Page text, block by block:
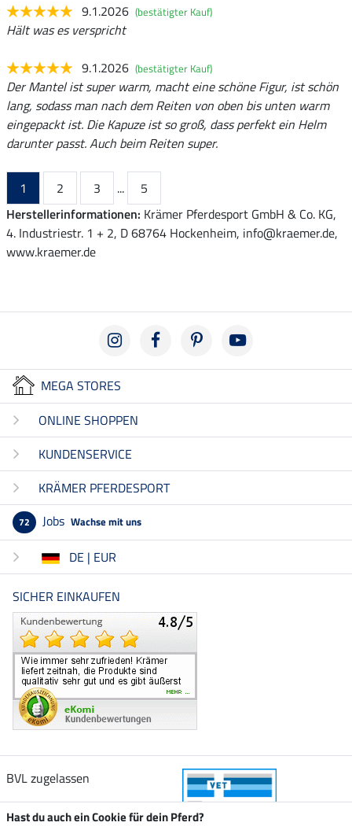
9.1.2026 (bestätigter Kauf)
Hält was es verspricht
9.1.2026 (bestätigter Kauf)
Der Mantel ist super warm, macht eine schöne Figur, ist schön
lang, sodass man nach dem Reiten von oben bis unten warm
eingepackt ist. Die Kapuze ist so groß, dass perfekt ein Helm
darunter passt. Auch beim Reiten super.
1 2 3 ...
5
Herstellerinformationen: Krämer Pferdesport GmbH & Co. KG,
4. Industriestr. 1 + 2, D 68764 Hockenheim, info@kraemer.de,
www.kraemer.de
MEGA STORES
ONLINE SHOPPEN
KUNDENSERVICE
KRÄMER PFERDESPORT
72 Jobs Wachse mit uns
DE | EUR
SICHER EINKAUFEN
BVL zugelassen
Hast du auch ein Cookie für dein Pferd?